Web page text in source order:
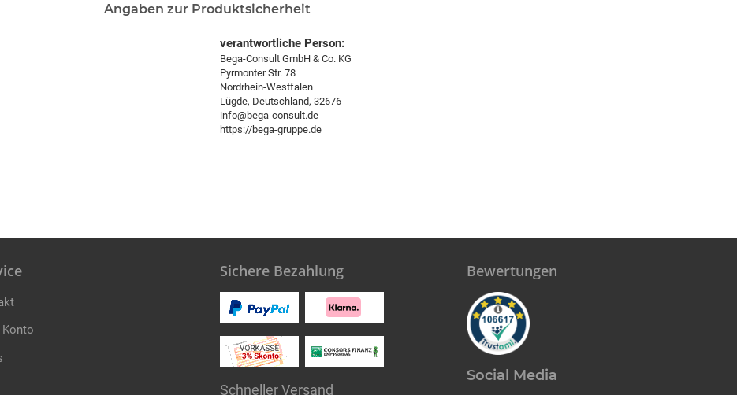
Angaben zur Produktsicherheit
verantwortliche Person:
Bega-Consult GmbH & Co. KG
Pyrmonter Str. 78
Nordrhein-Westfalen
Lügde, Deutschland, 32676
info@bega-consult.de
https://bega-gruppe.de
Sichere Bezahlung
Schneller Versand
Bewertungen
Social Media